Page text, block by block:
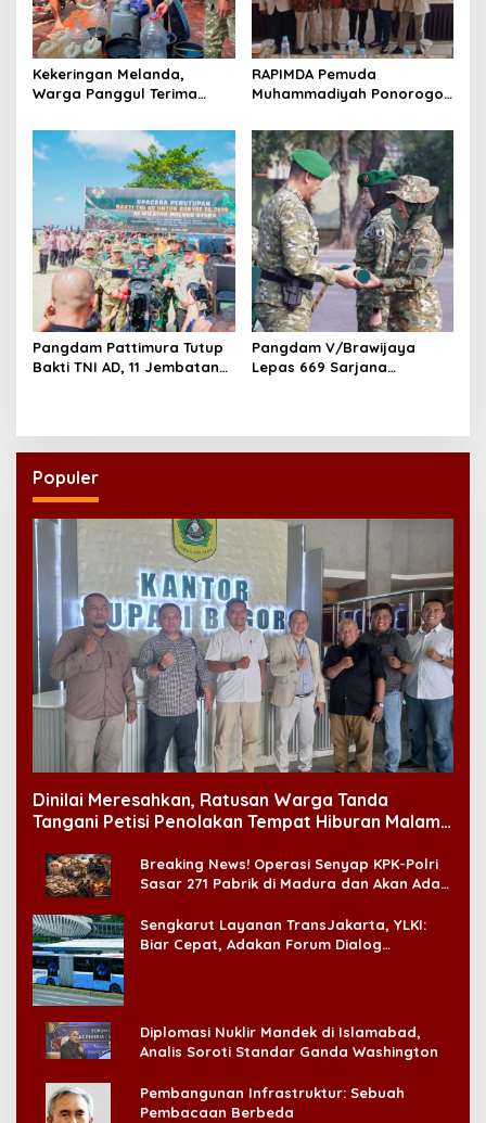
Kekeringan Melanda,
Warga Panggul Terima
RAPIMDA Pemuda
Muhammadiyah Ponorogo
Kebangsaan Berbasis
Integritas
Pangdam Pattimura Tutup
Bakti TNI AD, 11 Jembatan
Pangdam V/Brawijaya
Lepas 669 Sarjana
Populer
Dinilai Meresahkan, Ratusan Warga Tanda
Tangani Petisi Penolakan Tempat Hiburan Malam
Breaking News! Operasi Senyap KPK-Polri
Sasar 271 Pabrik di Madura dan Akan Ada
Sengkarut Layanan TransJakarta, YLKI:
Biar Cepat, Adakan Forum Dialog
Diplomasi Nuklir Mandek di Islamabad,
Analis Soroti Standar Ganda Washington
Pembangunan Infrastruktur: Sebuah
Pembacaan Berbeda